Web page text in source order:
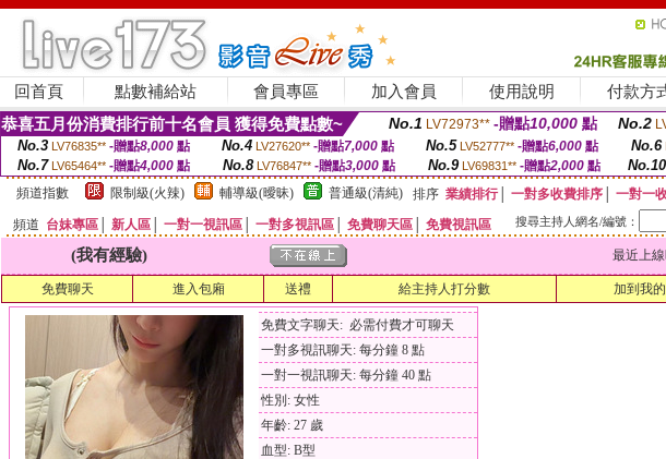
回首頁 點數補給站 會員專區 加入會員 使用說明 付款方
恭喜五月份消費排行前十名會員 獲得免費點數~ No.1 LV72973** -贈點10,000 點 No.2
No.3 LV76835** -贈點8,000點 No.4 LV27620** -贈點7,000點 No.5 LV52777** -贈點6,000點 No.6
No.7 LV65464** -贈點4,000 點 No.8 LV76847** -贈點3,000 點 No.9 LV69831** -贈點2,000點 No.10
頻道指數
限制級(火辣) 輔導級(曖昧) 普通級(清純) 排序 業績排行│ 一對多收費排序
一對一
頻道 台妹專區 新人區 一對一視訊區 一對多視訊區 免費聊天區 免費視訊區 搜尋主持人網名/編號：
(我有經驗) 最近上線
免費聊天 進入包廂 送禮 給主持人打分數 加到我
免費文字聊天: 必需付費才可聊天
一對多視訊聊天: 每分鐘 8 點
一對一視訊聊天: 每分鐘 40 點
性別: 女性
年齡: 27 歲
血型: B型